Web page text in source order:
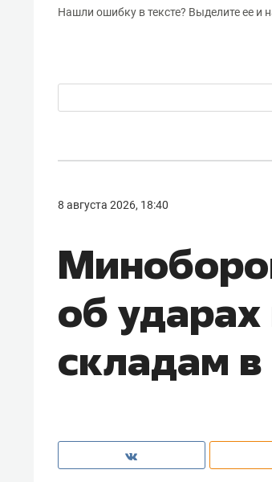
Нашли ошибку в тексте? Выделите ее и
8 августа 2026, 18:40
об
складам